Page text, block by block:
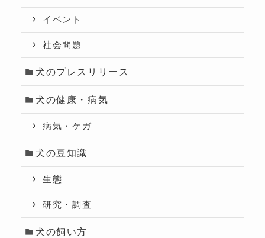
イベント
社会問題
犬のプレスリリース
犬の健康・病気
病気・ケガ
犬の豆知識
生態
研究・調査
犬の飼い方